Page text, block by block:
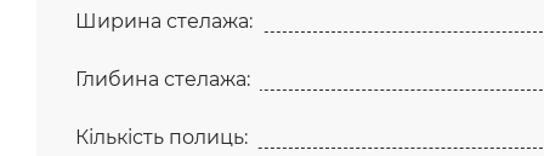
Ширина стелажа:
Глибина стелажа:
Кількість полиць: